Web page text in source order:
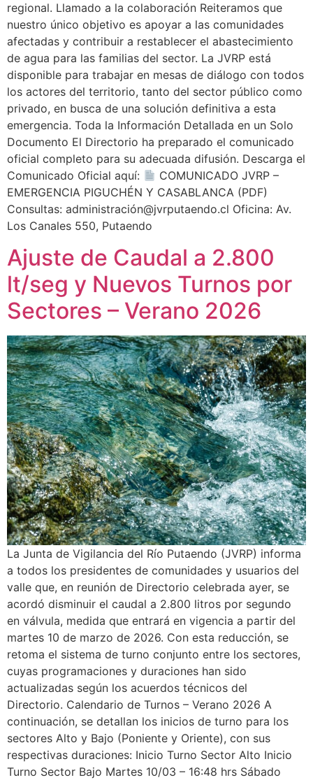
regional. Llamado a la colaboración Reiteramos que
nuestro único objetivo es apoyar a las comunidades
afectadas y contribuir a restablecer el abastecimiento
de agua para las familias del sector. La JVRP está
disponible para trabajar en mesas de diálogo con todos
los actores del territorio, tanto del sector público como
privado, en busca de una solución definitiva a esta
emergencia. Toda la Información Detallada en un Solo
Documento El Directorio ha preparado el comunicado
oficial completo para su adecuada difusión. Descarga el
Comunicado Oficial aquí:
COMUNICADO JVRP –
EMERGENCIA PIGUCHÉN Y CASABLANCA (PDF)
Consultas: administración@jvrputaendo.cl Oficina: Av.
Los Canales 550, Putaendo
Ajuste de Caudal a 2.800
lt/seg y Nuevos Turnos por
Sectores – Verano 2026
La Junta de Vigilancia del Río Putaendo (JVRP) informa
a todos los presidentes de comunidades y usuarios del
valle que, en reunión de Directorio celebrada ayer, se
acordó disminuir el caudal a 2.800 litros por segundo
en válvula, medida que entrará en vigencia a partir del
martes 10 de marzo de 2026. Con esta reducción, se
retoma el sistema de turno conjunto entre los sectores,
cuyas programaciones y duraciones han sido
actualizadas según los acuerdos técnicos del
Directorio. Calendario de Turnos – Verano 2026 A
continuación, se detallan los inicios de turno para los
sectores Alto y Bajo (Poniente y Oriente), con sus
respectivas duraciones: Inicio Turno Sector Alto Inicio
Turno Sector Bajo Martes 10/03 – 16:48 hrs Sábado